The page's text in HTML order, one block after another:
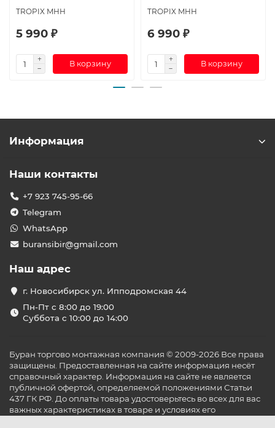
TROPIX МНН
5 990 ₽
В корзину
TROPIX МНН
6 990 ₽
В корзину
Информация
Наши контакты
+7 923 745-95-66
Telegram
WhatsApp
buransibir@gmail.com
Наш адрес
г. Новосибирск ул. Ипподромская 44
Пн-Пт с 8:00 до 19:00
Суббота с 10:00 до 14:00
Буран торгово монтажная компания © 2009-2026 Все права
защищены. Предоставленная на сайте информация несёт
справочный характер. Информация на сайте не является
публичной офертой, определяемой положениями Статьи
437 ГК РФ. До оплаты товара удостоверьтесь во всех для вас
важных характеристиках в товаре и условиях его